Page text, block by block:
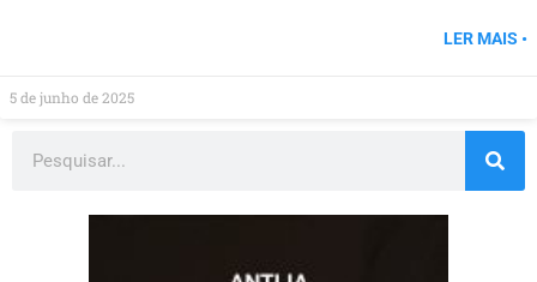
LER MAIS •
5 de junho de 2025